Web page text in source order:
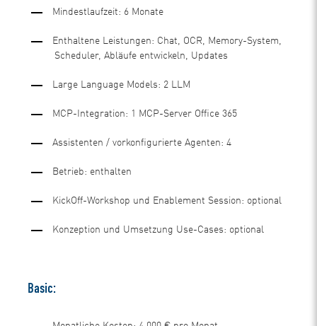
Mindestlaufzeit: 6 Monate
Enthaltene Leistungen: Chat, OCR, Memory-System,
Scheduler, Abläufe entwickeln, Updates
Large Language Models: 2 LLM
MCP-Integration: 1 MCP-Server Office 365
Assistenten / vorkonfigurierte Agenten: 4
Betrieb: enthalten
KickOff-Workshop und Enablement Session: optional
Konzeption und Umsetzung Use-Cases: optional
Basic: